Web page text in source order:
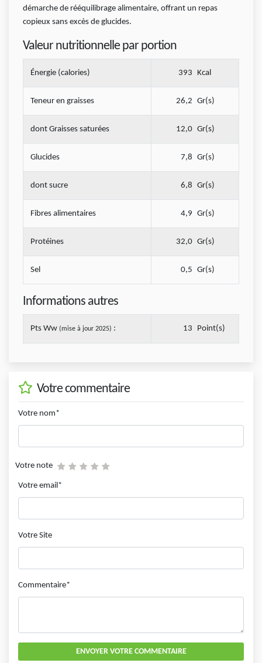
démarche de rééquilibrage alimentaire, offrant un repas
copieux sans excès de glucides.
Valeur nutritionnelle par portion
Énergie (calories) 393 Kcal
Teneur en graisses 26,2 Gr(s)
dont Graisses saturées 12,0 Gr(s)
Glucides 7,8 Gr(s)
dont sucre 6,8 Gr(s)
Fibres alimentaires 4,9 Gr(s)
Protéines 32,0 Gr(s)
Sel 0,5 Gr(s)
Informations autres
Pts Ww (mise à jour 2025) : 13 Point(s)
Votre commentaire
Votre nom*
Votre note
Votre email*
Votre Site
Commentaire*
ENVOYER VOTRE COMMENTAIRE